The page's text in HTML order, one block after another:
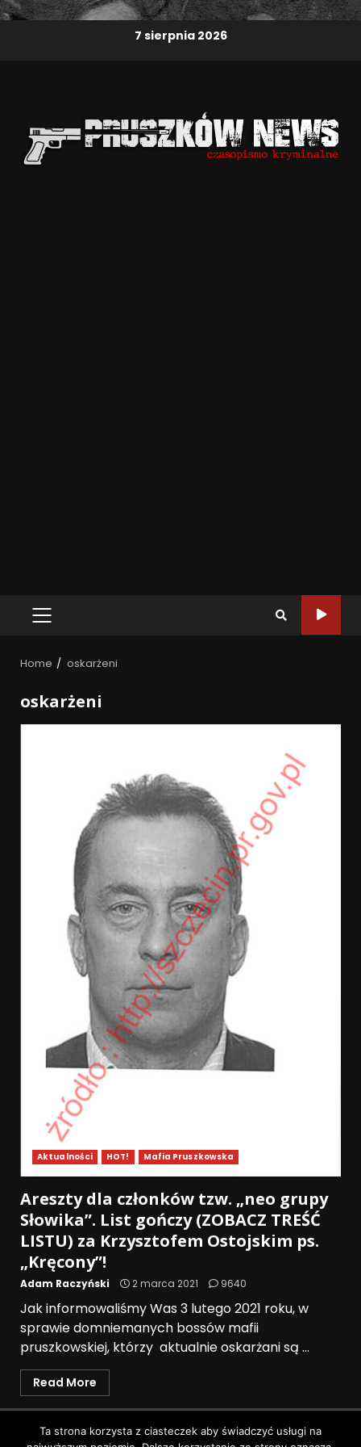
7 sierpnia 2026
Home oskarżeni
oskarżeni
Aktualności HOT! Mafia Pruszkowska
Areszty dla członków tzw. „neo grupy
Słowika”. List gończy (ZOBACZ TREŚĆ
LISTU) za Krzysztofem Ostojskim ps.
„Kręcony”!
Adam Raczyński 2 marca 2021 9640
Jak informowaliśmy Was 3 lutego 2021 roku, w
sprawie domniemanych bossów mafii
pruszkowskiej, którzy aktualnie oskarżani są ...
Read More
Polityka prywatności
Ta strona korzysta z ciasteczek aby świadczyć usługi na